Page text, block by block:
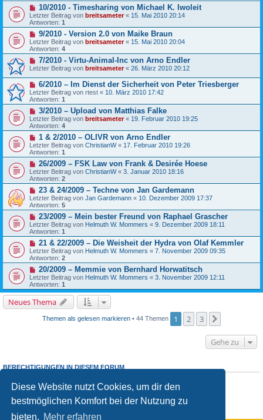
Diese Website nutzt Cookies, um dir den
bestmöglichen Komfort bei der Nutzung zu
bieten. Mehr erfahren
10/2010 - Timesharing von Michael K. Iwoleit
Letzter Beitrag von breitsameter« 15. Mai 2010 20:14
Antworten: 1
9/2010 - Version 2.0 von Maike Braun
Letzter Beitrag von breitsameter« 15. Mai 2010 20:04
Antworten: 4
7/2010 - Virtu-Animal-Inc von Arno Endler
Letzter Beitrag von breitsameter« 26. März 2010 20:12
6/2010 – Im Dienst der Sicherheit von Peter Triesberger
Letzter Beitrag von rtest « 10. März 2010 17:42
Antworten: 1
3/2010 – Upload von Matthias Falke
Letzter Beitrag von breitsameter« 19. Februar 2010 19:25
Antworten: 4
1 & 2/2010 – OLIVR von Arno Endler
Letzter Beitrag von ChristianW« 17. Februar 2010 19:26
Antworten: 1
26/2009 – FSK Law von Frank & Desirée Hoese
Letzter Beitrag von ChristianW« 3. Januar 2010 18:16
Antworten: 2
23 & 24/2009 – Techne von Jan Gardemann
Letzter Beitrag von Jan Gardemann « 10. Dezember 2009 17:37
Antworten: 5
23/2009 – Mein bester Freund von Raphael Grascher
Letzter Beitrag von Helmuth W. Mommers « 9. Dezember 2009 18:11
Antworten: 1
21 & 22/2009 – Die Weisheit der Hydra von Olaf Kemmler
Letzter Beitrag von Helmuth W. Mommers « 7. November 2009 09:35
Antworten: 2
20/2009 – Memmie von Bernhard Horwatitsch
Letzter Beitrag von Helmuth W. Mommers « 3. November 2009 12:11
Antworten: 1
Neues Thema
Themen als gelesen markieren • 44 Themen 1 2 3
Gehe zu
BERECHTIGUNGEN IN DIESEM FORUM
darfstAntworten zu Themen in diesem Forum erstellen.
Du darfst deine Beiträge in diesem Forum nicht löschen.